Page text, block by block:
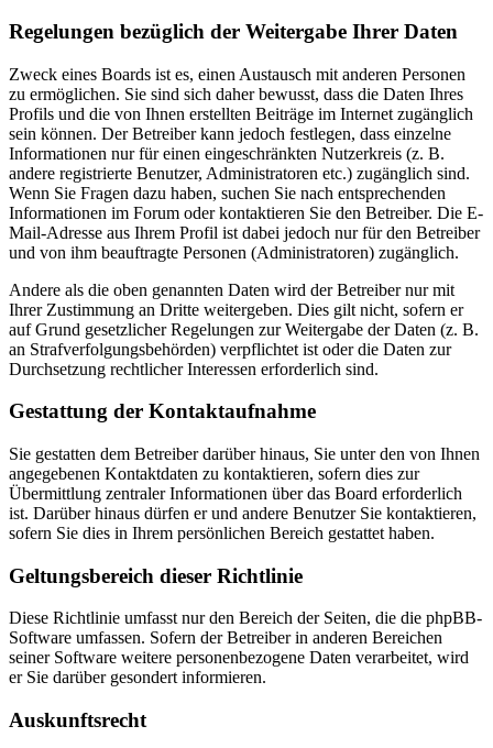
Regelungen bezüglich der Weitergabe Ihrer Daten
Zweck eines Boards ist es, einen Austausch mit anderen Personen
zu ermöglichen. Sie sind sich daher bewusst, dass die Daten Ihres
Profils und die von Ihnen erstellten Beiträge im Internet zugänglich
sein können. Der Betreiber kann jedoch festlegen, dass einzelne
Informationen nur für einen eingeschränkten Nutzerkreis (z. B.
andere registrierte Benutzer, Administratoren etc.) zugänglich sind.
Wenn Sie Fragen dazu haben, suchen Sie nach entsprechenden
Informationen im Forum oder kontaktieren Sie den Betreiber. Die E-
Mail-Adresse aus Ihrem Profil ist dabei jedoch nur für den Betreiber
und von ihm beauftragte Personen (Administratoren) zugänglich.
Andere als die oben genannten Daten wird der Betreiber nur mit
Ihrer Zustimmung an Dritte weitergeben. Dies gilt nicht, sofern er
auf Grund gesetzlicher Regelungen zur Weitergabe der Daten (z. B.
an Strafverfolgungsbehörden) verpflichtet ist oder die Daten zur
Durchsetzung rechtlicher Interessen erforderlich sind.
Gestattung der Kontaktaufnahme
Sie gestatten dem Betreiber darüber hinaus, Sie unter den von Ihnen
angegebenen Kontaktdaten zu kontaktieren, sofern dies zur
Übermittlung zentraler Informationen über das Board erforderlich
ist. Darüber hinaus dürfen er und andere Benutzer Sie kontaktieren,
sofern Sie dies in Ihrem persönlichen Bereich gestattet haben.
Geltungsbereich dieser Richtlinie
Diese Richtlinie umfasst nur den Bereich der Seiten, die die phpBB-
Software umfassen. Sofern der Betreiber in anderen Bereichen
seiner Software weitere personenbezogene Daten verarbeitet, wird
er Sie darüber gesondert informieren.
Auskunftsrecht